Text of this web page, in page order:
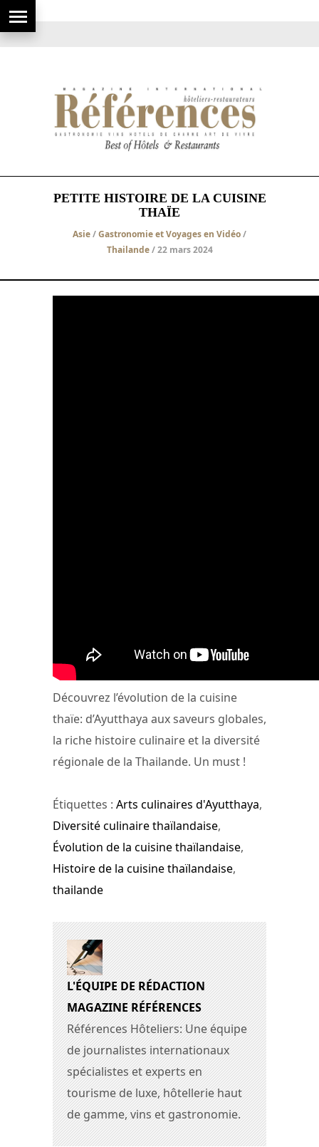
PETITE HISTOIRE DE LA CUISINE
THAÏE
Asie/Gastronomie et Voyages en Vidéo/
Thailande/ 22 mars 2024
Découvrez l’évolution de la cuisine
thaïe: d’Ayutthaya aux saveurs globales,
la riche histoire culinaire et la diversité
régionale de la Thailande. Un must !
Étiquettes : Arts culinaires d'Ayutthaya,
Diversité culinaire thaïlandaise,
Évolution de la cuisine thaïlandaise,
Histoire de la cuisine thaïlandaise,
thailande
L'ÉQUIPE DE RÉDACTION
MAGAZINE RÉFÉRENCES
Références Hôteliers: Une équipe
de journalistes internationaux
spécialistes et experts en
tourisme de luxe, hôtellerie haut
de gamme, vins et gastronomie.